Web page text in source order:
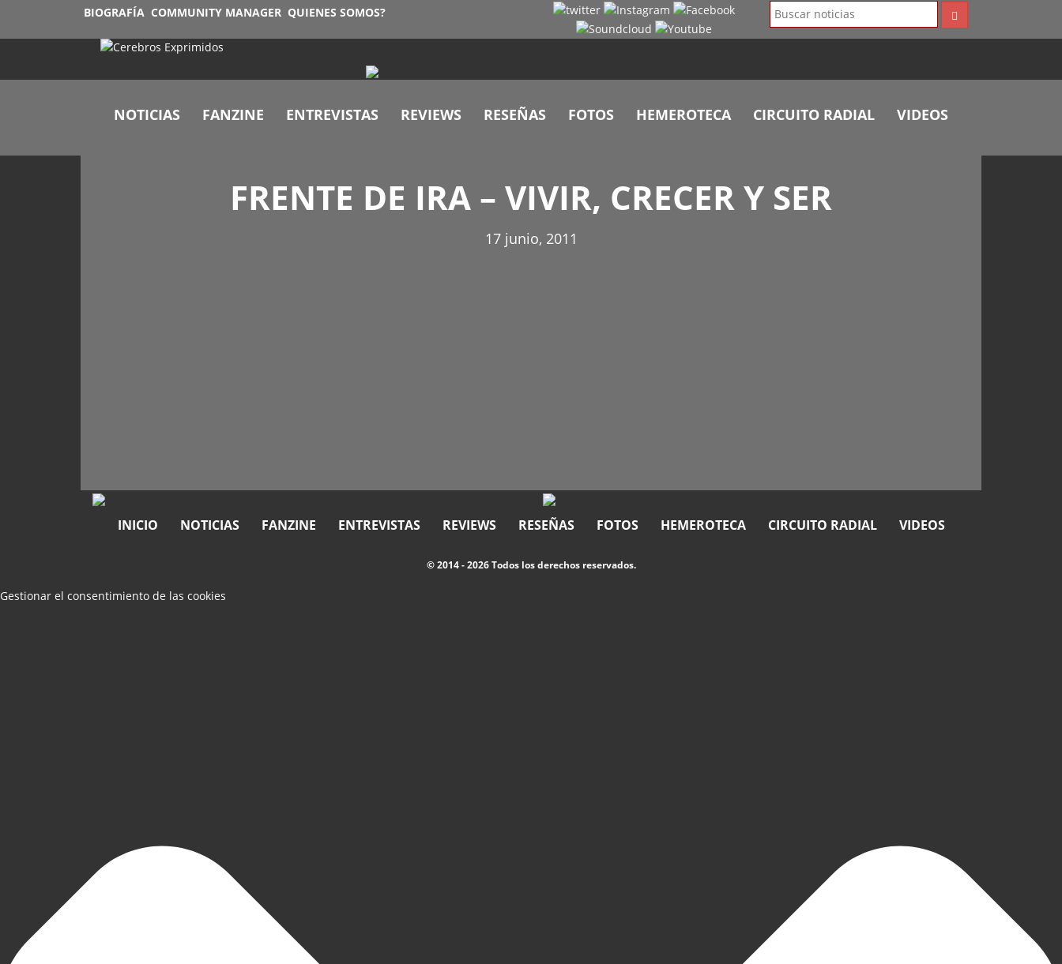
BIOGRAFÍA COMMUNITY MANAGER QUIENES SOMOS?
NOTICIAS FANZINE ENTREVISTAS REVIEWS RESEÑAS FOTOS HEMEROTECA CIRCUITO RADIAL VIDEOS
FRENTE DE IRA – VIVIR, CRECER Y SER
17 junio, 2011
INICIO NOTICIAS FANZINE ENTREVISTAS REVIEWS RESEÑAS FOTOS HEMEROTECA CIRCUITO RADIAL VIDEOS
© 2014 - 2026 Todos los derechos reservados.
Gestionar el consentimiento de las cookies